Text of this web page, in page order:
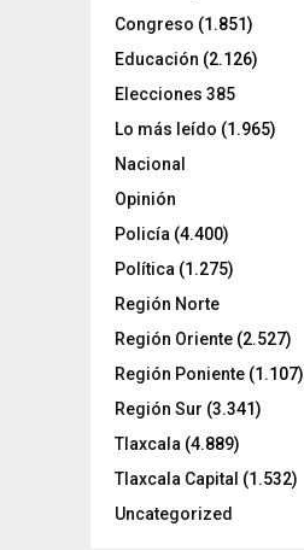
Congreso (1.851)
Educación (2.126)
Elecciones 385
Lo más leído (1.965)
Nacional
Opinión
Policía (4.400)
Política (1.275)
Región Norte
Región Oriente (2.527)
Región Poniente (1.107)
Región Sur (3.341)
Tlaxcala (4.889)
Tlaxcala Capital (1.532)
Uncategorized